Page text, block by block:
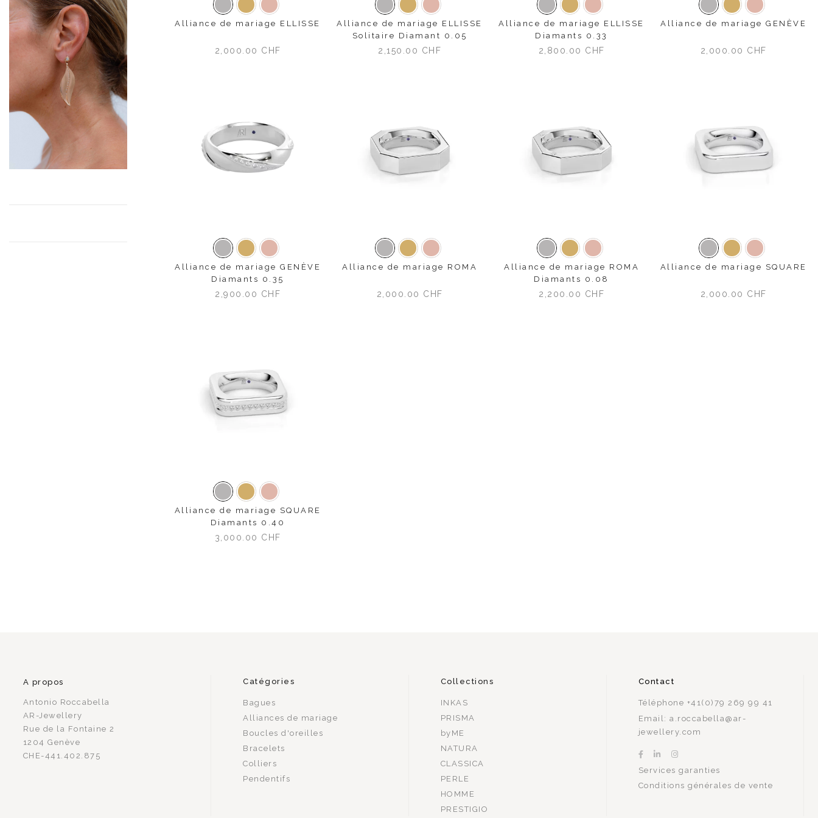
Or blancOr jauneOr rose
Alliance de mariage ELLISSE
2,000.00 CHF
Or blancOr jauneOr rose
Alliance de mariage ELLISSE
Solitaire Diamant 0.05
2,150.00 CHF
Or blancOr jauneOr rose
Alliance de mariage ELLISSE
Diamants 0.33
2,800.00 CHF
Or blancOr jauneOr rose
Alliance de mariage GENÈVE
2,000.00 CHF
Or blancOr jauneOr rose
Alliance de mariage GENÈVE
Diamants 0.35
2,900.00 CHF
Or blancOr jauneOr rose
Alliance de mariage ROMA
2,000.00 CHF
Or blancOr jauneOr rose
Alliance de mariage ROMA
Diamants 0.08
2,200.00 CHF
Or blancOr jauneOr rose
Alliance de mariage SQUARE
2,000.00 CHF
Or blancOr jauneOr rose
Alliance de mariage SQUARE
Diamants 0.40
3,000.00 CHF
A propos
Antonio Roccabella
AR-Jewellery
Rue de la Fontaine 2
1204 Genève
CHE-441.402.875
Catégories
Bagues
Alliances de mariage
Boucles d'oreilles
Bracelets
Colliers
Pendentifs
Collections
INKAS
PRISMA
byME
NATURA
CLASSICA
PERLE
HOMME
PRESTIGIO
Contact
Téléphone +41(0)79 269 99 41
Email: a.roccabella@ar-
jewellery.com
Services garanties
Conditions générales de vente